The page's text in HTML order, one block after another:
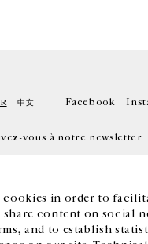
cookies in order to
share content on social
and to establish
中文 Facebook
vous à notre newsletter